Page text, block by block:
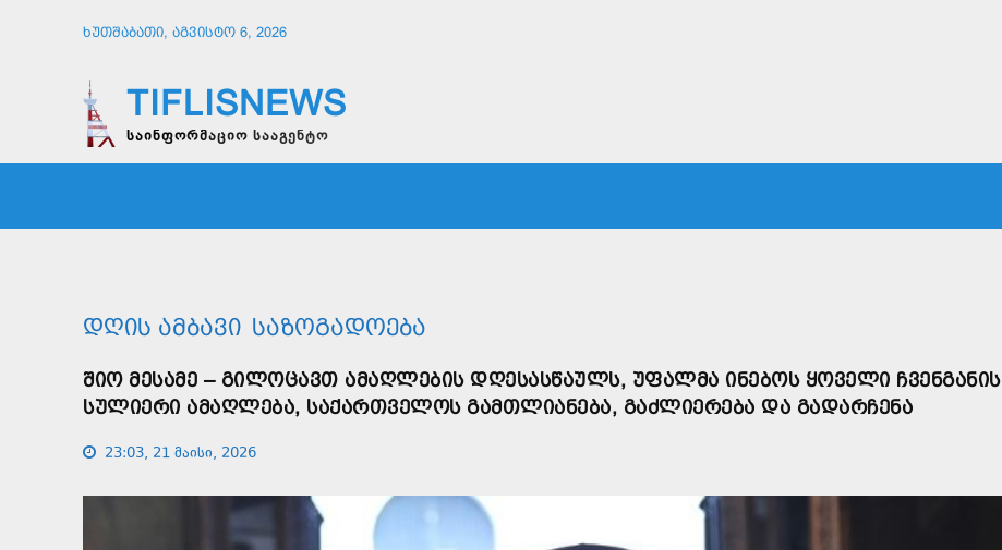
ᲮᲣᲗᲨᲐᲑᲐᲗᲘ, ᲐᲒᲕᲘᲡᲢᲝ 6, 2026
TIFLISNEWS
საინფორმაციო სააგენტო
ᲓᲦᲘᲡ ᲐᲛᲑᲐᲕᲘ ᲡᲐᲖᲝᲒᲐᲓᲝᲔᲑᲐ
ᲨᲘᲝ ᲛᲔᲡᲐᲛᲔ – ᲒᲘᲚᲝᲪᲐᲕᲗ ᲐᲛᲐᲦᲚᲔᲑᲘᲡ ᲓᲦᲔᲡᲐᲡᲬᲐᲣᲚᲡ, ᲣᲤᲐᲚᲛᲐ ᲘᲜᲔᲑᲝᲡ ᲧᲝᲕᲔᲚᲘ ᲩᲕᲔᲜᲒᲐᲜᲘᲡ
ᲡᲣᲚᲘᲔᲠᲘ ᲐᲛᲐᲦᲚᲔᲑᲐ, ᲡᲐᲥᲐᲠᲗᲕᲔᲚᲝᲡ ᲒᲐᲛᲗᲚᲘᲐᲜᲔᲑᲐ, ᲒᲐᲫᲚᲘᲔᲠᲔᲑᲐ ᲓᲐ ᲒᲐᲓᲐᲠᲩᲔᲜᲐ
23:03, 21 მაისი, 2026